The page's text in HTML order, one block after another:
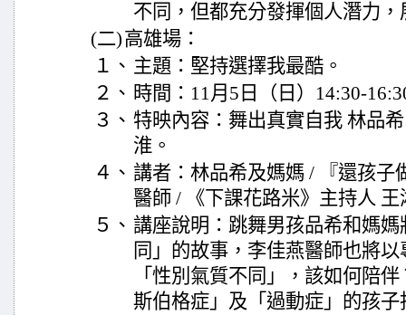
不同，但都充分發揮個人潛力
(二)高雄場：
１、 主題：堅持選擇我最酷。
２、 時間：11月5日（日）14:30-
３、 特映內容：舞出真實自我 林品
淮。
４、 講者：林品希及媽媽 / 『還孩子
醫師 / 《下課花路米》主持人 王
５、 講座說明：跳舞男孩品希和媽
同」的故事，李佳燕醫師也將
「性別氣質不同」，該如何陪
斯伯格症」及「過動症」的孩